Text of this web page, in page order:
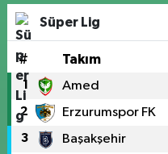
Süper Lig
# Takım
1 Amed
2 Erzurumspor FK
3 Başakşehir